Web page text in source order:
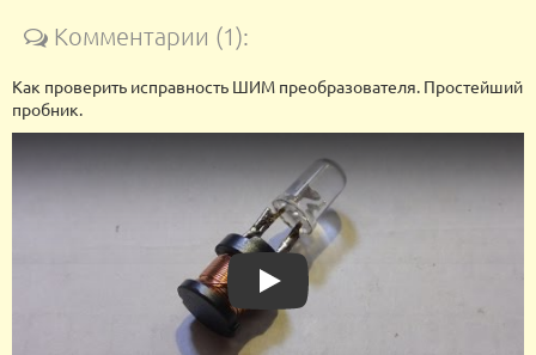
Комментарии (1):
Как проверить исправность ШИМ преобразователя. Простейший
пробник.
Play